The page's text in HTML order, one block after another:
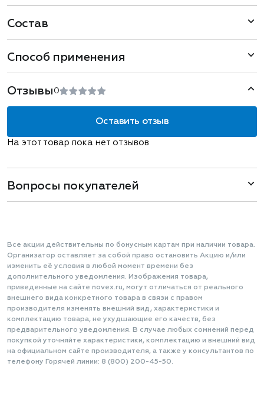
Состав
Способ применения
Отзывы 0
Оставить отзыв
На этот товар пока нет отзывов
Вопросы покупателей
Все акции действительны по бонусным картам при наличии товара.
Организатор оставляет за собой право остановить Акцию и/или
изменить её условия в любой момент времени без
дополнительного уведомления. Изображения товара,
приведенные на сайте novex.ru, могут отличаться от реального
внешнего вида конкретного товара в связи с правом
производителя изменять внешний вид, характеристики и
комплектацию товара, не ухудшающие его качеств, без
предварительного уведомления. В случае любых сомнений перед
покупкой уточняйте характеристики, комплектацию и внешний вид
на официальном сайте производителя, а также у консультантов по
телефону Горячей линии: 8 (800) 200-45-50.